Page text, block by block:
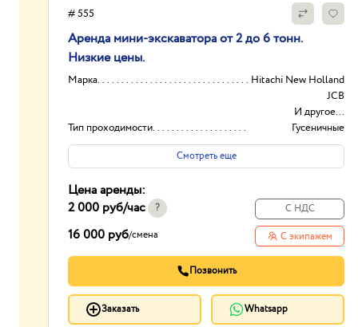
# 555
Аренда мини-экскаватора от 2 до 6 тонн.
Низкие цены.
Марка
Hitachi New Holland
JCB
И другое...
Тип проходимости
Гусеничные
Колесные
И другое...
0.2
Смотреть еще
Цена аренды:
2 000 руб/час ?
16 000 руб/смена
С НДС
С экипажем
Позвонить
Заказать Whatsapp